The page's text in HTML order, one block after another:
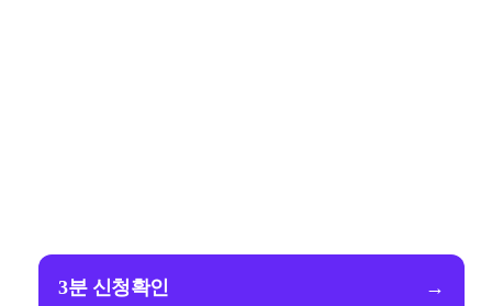
3분 신청확인 →